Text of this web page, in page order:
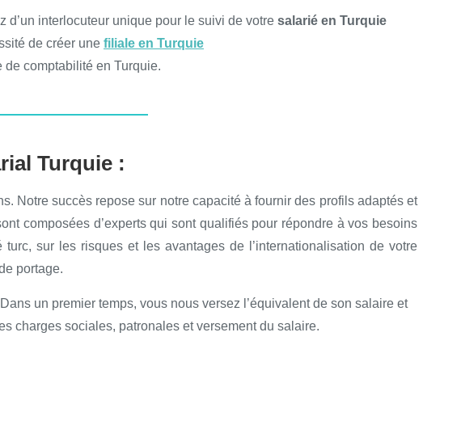
d’un interlocuteur unique pour le suivi de votre salarié en Turquie
de créer une filiale en Turquie
de comptabilité en Turquie.
Turquie :
Notre succès repose sur notre capacité à fournir des profils adaptés et
composées d’experts qui sont qualifiés pour répondre à vos besoins
sur les risques et les avantages de l’internationalisation de votre
portage.
un premier temps, vous nous versez l’équivalent de son salaire et
charges sociales, patronales et versement du salaire.